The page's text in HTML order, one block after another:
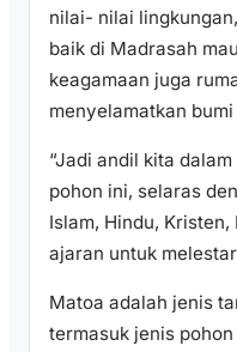
nilai- nilai
baik di Madrasah
keagamaan juga
menyelamatkan
“Jadi andil kita
pohon ini, selaras
Islam, Hindu,
ajaran untuk
Matoa adalah jenis
termasuk jenis